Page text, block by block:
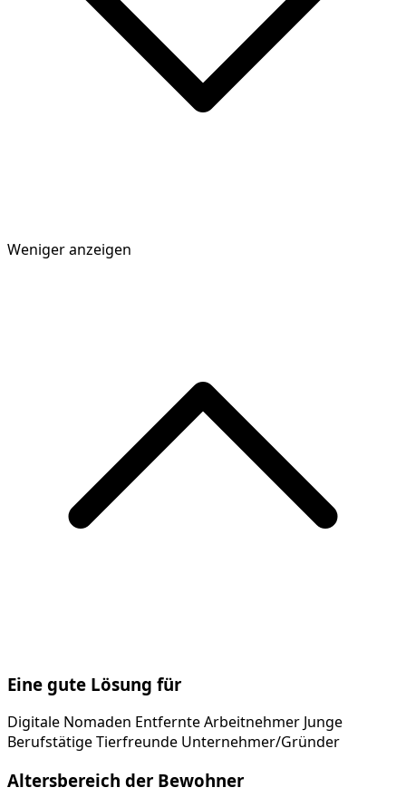
Weniger anzeigen
Eine gute Lösung für
Digitale Nomaden Entfernte Arbeitnehmer Junge
BerufstätigeTierfreunde Unternehmer/Gründer
Altersbereich der Bewohner